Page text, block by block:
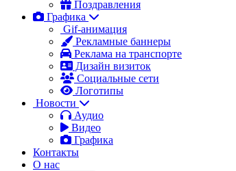
Поздравления
Графика
Gif-анимация
Рекламные баннеры
Реклама на транспорте
Дизайн визиток
Социальные сети
Логотипы
Новости
Аудио
Видео
Графика
Контакты
О нас